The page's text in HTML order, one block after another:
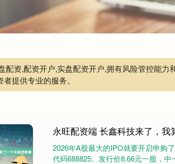
配资,配资开户,实盘配资开户,拥有风险管控能
提供专业的服务。
永旺配资端 长鑫科技来了，我
2026年A股最大的IPO就要开启申购
代码688825。发行价8.66元一股，